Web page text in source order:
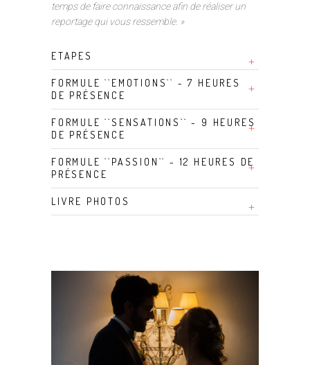
temps de faire connaissance afin de réaliser un
reportage qui vous ressemble. »
ETAPES
FORMULE ``EMOTIONS`` - 7 HEURES
DE PRÉSENCE
FORMULE ``SENSATIONS`` - 9 HEURES
DE PRÉSENCE
FORMULE ``PASSION`` - 12 HEURES DE
PRÉSENCE
LIVRE PHOTOS